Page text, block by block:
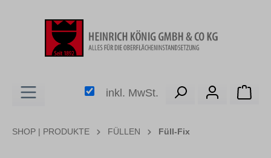
inkl. MwSt.
SHOP | PRODUKTE FÜLLEN Füll-Fix